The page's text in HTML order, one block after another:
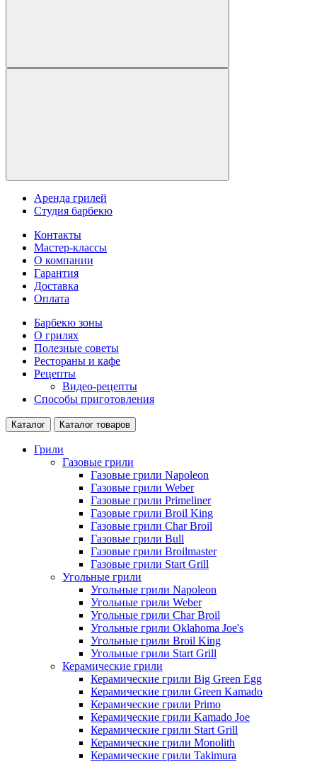
Аренда грилей
Студия барбекю
Контакты
Мастер-классы
О компании
Гарантия
Доставка
Оплата
Барбекю зоны
О грилях
Полезные советы
Рестораны и кафе
Рецепты
Видео-рецепты
Способы приготовления
Каталог Каталог товаров
Грили
Газовые грили
Газовые грили Napoleon
Газовые грили Weber
Газовые грили Primeliner
Газовые грили Broil King
Газовые грили Char Broil
Газовые грили Bull
Газовые грили Broilmaster
Газовые грили Start Grill
Угольные грили
Угольные грили Napoleon
Угольные грили Weber
Угольные грили Char Broil
Угольные грили Oklahoma Joe's
Угольные грили Broil King
Угольные грили Start Grill
Керамические грили
Керамические грили Big Green Egg
Керамические грили Green Kamado
Керамические грили Primo
Керамические грили Kamado Joe
Керамические грили Start Grill
Керамические грили Monolith
Керамические грили Takimura